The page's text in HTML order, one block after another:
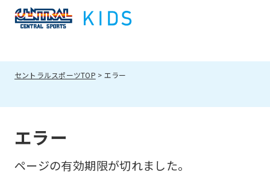
セントラルスポーツTOP エラー
エラー
ページの有効期限が切れました。